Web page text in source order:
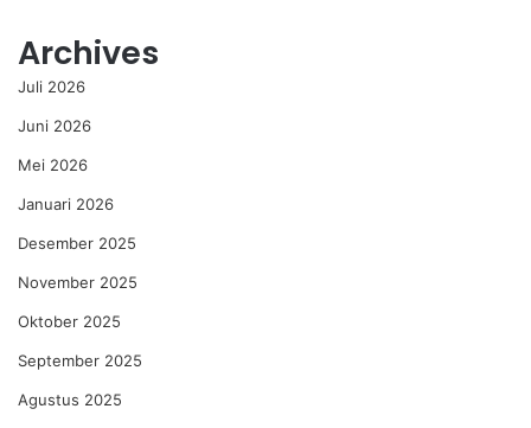
Archives
Juli 2026
Juni 2026
Mei 2026
Januari 2026
Desember 2025
November 2025
Oktober 2025
September 2025
Agustus 2025